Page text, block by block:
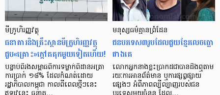
មីក្រូ​ហិរញ្ញវត្ថុ
ធនាគារ​និង​គ្រឹះស្ថាន​មីក្រូ​ហិរញ្ញវត្ថុ​
ជួប«គ្រោះ»ក្តៅ​គគុក​មួយ​ទៀត​ហើយ!
បន្ទាប់​ពី​រង​សម្ពាធ​​ពី​ការ​ទម្លាក់​ពិដាន​អត្រា​
ការ​ប្រាក់ ១៨​% ដែល​កំណត់​ដោយ​
រដ្ឋាភិបាល​កម្ពុជា កាល​ពី​ពេល​ថ្មីៗ​នេះ
មនុស្ស​ធម៌​គ្មាន​ព្រំដែន
ជន​បរទេស​៣​រូប​ដែល​ជួយ​ខ្មែរ​លេច​ធ្លោ​
ជាង​គេ
លោកអ្នក​នាង​ខ្លះ​ប្រាកដ​ជា​បាន​​ដឹង​ឮ​តាម​
រយៈ​ការ​អាន​ព័ត៌មាន ឬ​ការ​ផ្សព្វផ្សាយ​
ផ្សេងៗ អំពី​ភាព​ល្បីល្បាញ​របស់​ជន​